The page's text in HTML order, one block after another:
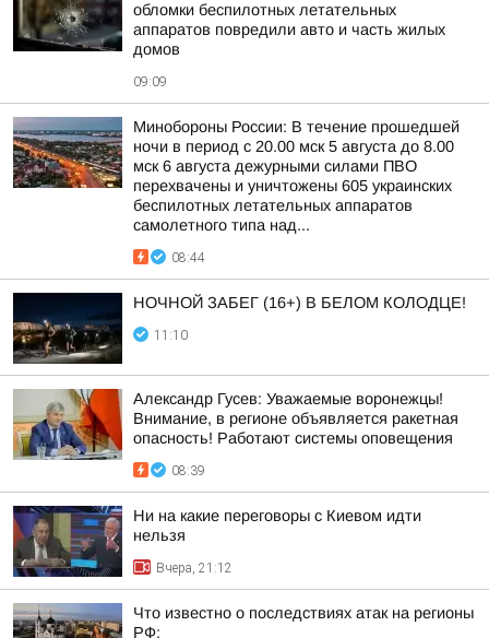
обломки беспилотных летательных
аппаратов повредили авто и часть жилых
домов
09:09
Минобороны России: В течение прошедшей
ночи в период с 20.00 мск 5 августа до 8.00
мск 6 августа дежурными силами ПВО
перехвачены и уничтожены 605 украинских
беспилотных летательных аппаратов
самолетного типа над...
08:44
НОЧНОЙ ЗАБЕГ (16+) В БЕЛОМ КОЛОДЦЕ!
11:10
Александр Гусев: Уважаемые воронежцы!
Внимание, в регионе объявляется ракетная
опасность! Работают системы оповещения
08:39
Ни на какие переговоры с Киевом идти
нельзя
Вчера, 21:12
Что известно о последствиях атак на регионы
РФ: